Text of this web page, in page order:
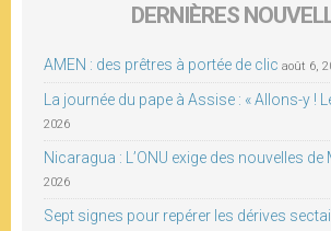
DERNIÈRES
AMEN : des prêtres à portée de clic août 6,
La journée du pape à Assise : « Allons-y !
2026
Nicaragua : L’ONU exige des nouvelles de
2026
Sept signes pour repérer les dérives